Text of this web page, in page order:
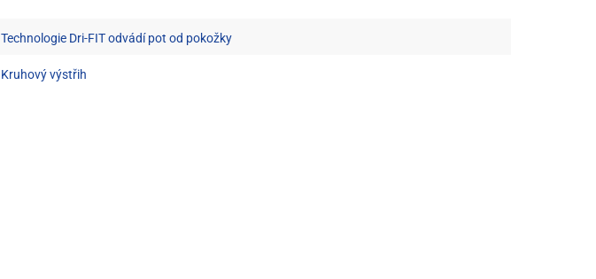
Technologie Dri-FIT odvádí pot od pokožky
Kruhový výstřih